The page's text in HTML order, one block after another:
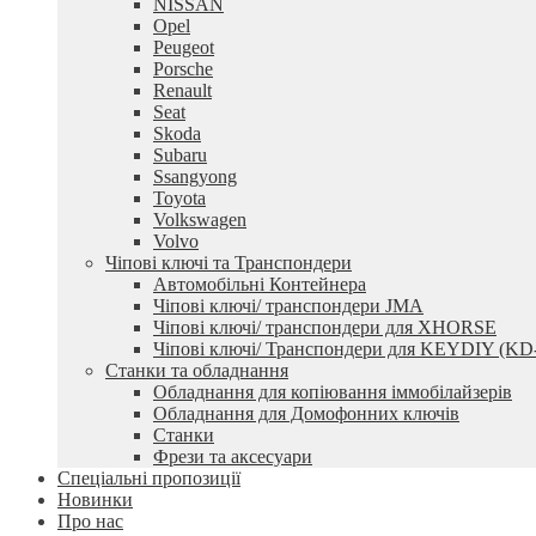
NISSAN
Opel
Peugeot
Porsche
Renault
Seat
Skoda
Subaru
Ssangyong
Toyota
Volkswagen
Volvo
Чіпові ключі та Транспондери
Автомобільні Контейнера
Чіпові ключі/ транспондери JMA
Чіпові ключі/ транспондери для XHORSE
Чіпові ключі/ Транспондери для KEYDIY
Станки та обладнання
Обладнання для копіювання іммобілайзерів
Обладнання для Домофонних ключів
Станки
Фрези та аксесуари
Спеціальні пропозиції
Новинки
Про нас